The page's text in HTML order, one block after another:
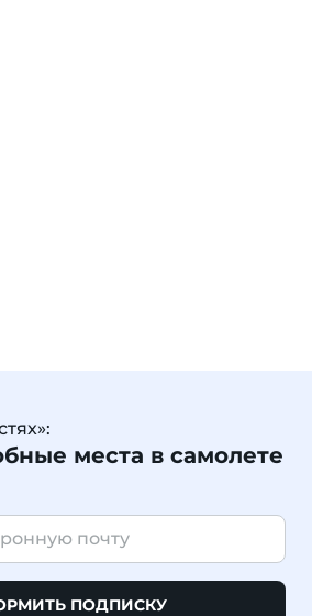
места в самолете
ПОДПИСКУ